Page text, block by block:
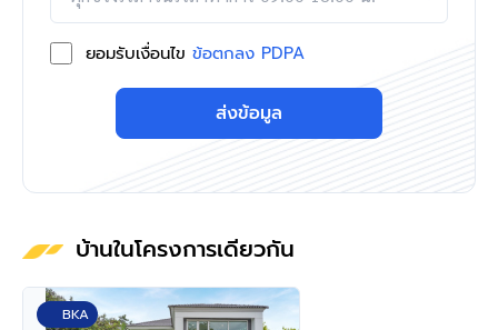
ยอมรับเงื่อนไข ข้อตกลง PDPA
ส่งข้อมูล
บ้านในโครงการเดียวกัน
BKA